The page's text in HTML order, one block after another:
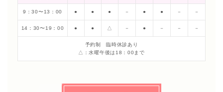
9：30〜13：00 ● ● ● － ● ● － －
14：30〜19：00 ● ● △ － ● － － －
予約制 臨時休診あり
△：水曜午後は18：00まで